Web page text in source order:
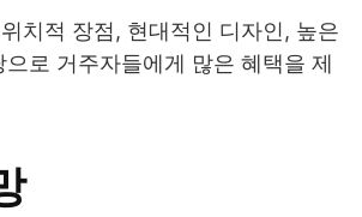
치적 장점, 현대적인 디자인, 높은
로 거주자들에게 많은 혜택을 제